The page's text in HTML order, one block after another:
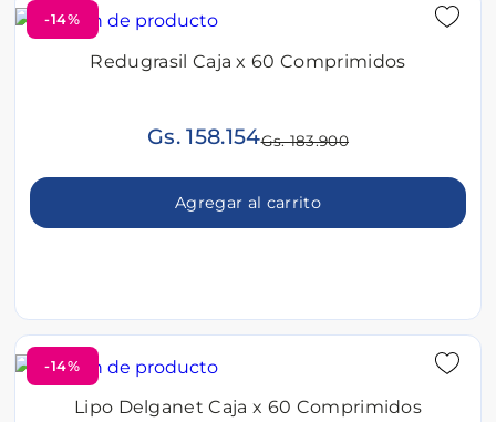
-14%
Redugrasil Caja x 60 Comprimidos
Gs. 158.154Gs. 183.900
Agregar al carrito
-14%
Lipo Delganet Caja x 60 Comprimidos